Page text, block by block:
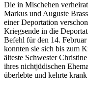
Die in Mischehen
Markus und Auguste
einer Deportation
Kriegsende in die
Befehl für den 14.
konnten sie sich bis zum
älteste Schwester
ihres nichtjüdischen
überlebte und kehrte